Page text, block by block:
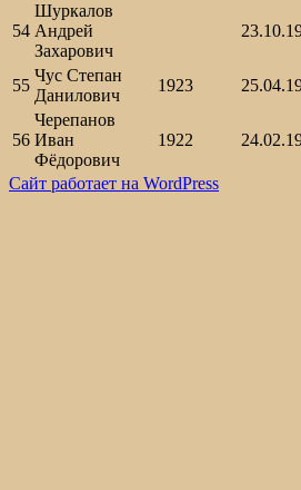
54
Шуркалов
Андрей
Захарович
55
Чус Степан
Данилович
1923
56
Черепанов
Иван
Фёдорович
1922
Сайт работает на WordPress